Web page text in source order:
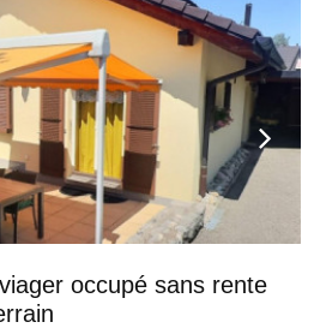
occupé sans rente